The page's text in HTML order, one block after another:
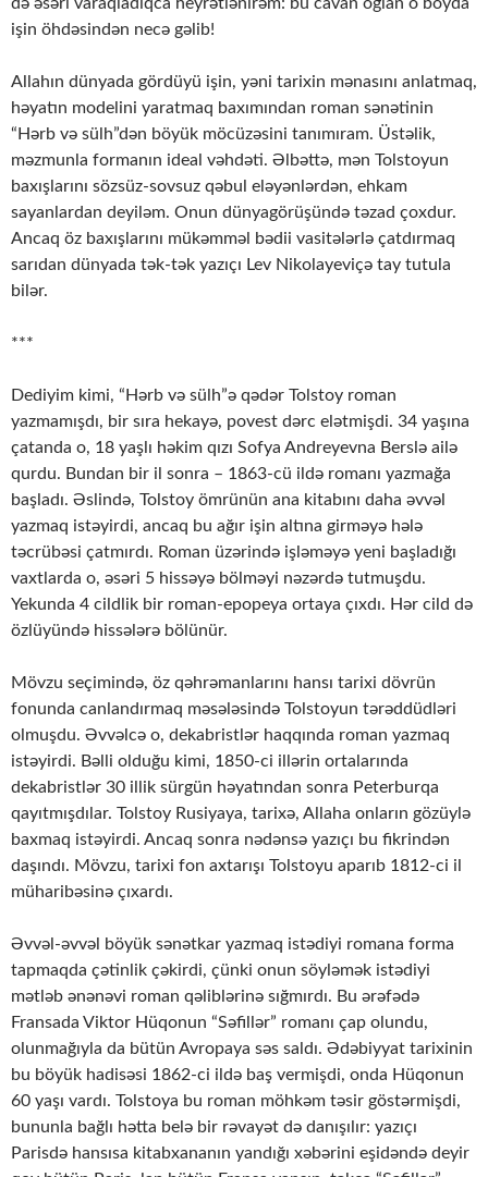
işin öhdəsindən necə gəlib!
Allahın dünyada gördüyü işin, yəni tarixin mənasını anlatmaq,
həyatın modelini yaratmaq baxımından roman sənətinin
“Hərb və sülh”dən böyük möcüzəsini tanımıram. Üstəlik,
məzmunla formanın ideal vəhdəti. Əlbəttə, mən Tolstoyun
baxışlarını sözsüz-sovsuz qəbul eləyənlərdən, ehkam
sayanlardan deyiləm. Onun dünyagörüşündə təzad çoxdur.
Ancaq öz baxışlarını mükəmməl bədii vasitələrlə çatdırmaq
sarıdan dünyada tək-tək yazıçı Lev Nikolayeviçə tay tutula
bilər.
***
Dediyim kimi, “Hərb və sülh”ə qədər Tolstoy roman
yazmamışdı, bir sıra hekayə, povest dərc elətmişdi. 34 yaşına
çatanda o, 18 yaşlı həkim qızı Sofya Andreyevna Berslə ailə
qurdu. Bundan bir il sonra – 1863-cü ildə romanı yazmağa
başladı. Əslində, Tolstoy ömrünün ana kitabını daha əvvəl
yazmaq istəyirdi, ancaq bu ağır işin altına girməyə hələ
təcrübəsi çatmırdı. Roman üzərində işləməyə yeni başladığı
vaxtlarda o, əsəri 5 hissəyə bölməyi nəzərdə tutmuşdu.
Yekunda 4 cildlik bir roman-epopeya ortaya çıxdı. Hər cild də
özlüyündə hissələrə bölünür.
Mövzu seçimində, öz qəhrəmanlarını hansı tarixi dövrün
fonunda canlandırmaq məsələsində Tolstoyun tərəddüdləri
olmuşdu. Əvvəlcə o, dekabristlər haqqında roman yazmaq
istəyirdi. Bəlli olduğu kimi, 1850-ci illərin ortalarında
dekabristlər 30 illik sürgün həyatından sonra Peterburqa
qayıtmışdılar. Tolstoy Rusiyaya, tarixə, Allaha onların gözüylə
baxmaq istəyirdi. Ancaq sonra nədənsə yazıçı bu fikrindən
daşındı. Mövzu, tarixi fon axtarışı Tolstoyu aparıb 1812-ci il
müharibəsinə çıxardı.
Əvvəl-əvvəl böyük sənətkar yazmaq istədiyi romana forma
tapmaqda çətinlik çəkirdi, çünki onun söyləmək istədiyi
mətləb ənənəvi roman qəliblərinə sığmırdı. Bu ərəfədə
Fransada Viktor Hüqonun “Səfillər” romanı çap olundu,
olunmağıyla da bütün Avropaya səs saldı. Ədəbiyyat tarixinin
bu böyük hadisəsi 1862-ci ildə baş vermişdi, onda Hüqonun
60 yaşı vardı. Tolstoya bu roman möhkəm təsir göstərmişdi,
bununla bağlı hətta belə bir rəvayət də danışılır: yazıçı
Parisdə hansısa kitabxananın yandığı xəbərini eşidəndə deyir